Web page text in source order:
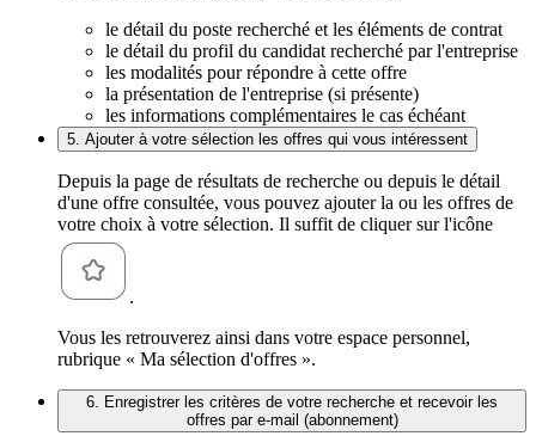
le détail du poste recherché et les éléments de contrat
le détail du profil du candidat recherché par l'entreprise
les modalités pour répondre à cette offre
la présentation de l'entreprise (si présente)
les informations complémentaires le cas échéant
5. Ajouter à votre sélection les offres qui vous intéressent
Depuis la page de résultats de recherche ou depuis le détail
d'une offre consultée, vous pouvez ajouter la ou les offres de
votre choix à votre sélection. Il suffit de cliquer sur l'icône
.
Vous les retrouverez ainsi dans votre espace personnel,
rubrique « Ma sélection d'offres ».
6. Enregistrer les critères de votre recherche et recevoir les
offres par e-mail (abonnement)